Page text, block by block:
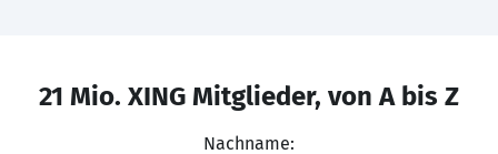
21 Mio. XING Mitglieder, von A bis Z
Nachname: